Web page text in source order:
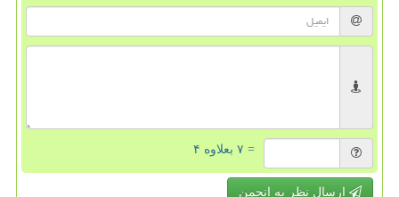
= ۷ بعلاوه ۴
ارسال نظر به انجمن